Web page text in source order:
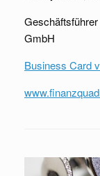
GmbH
Business Card